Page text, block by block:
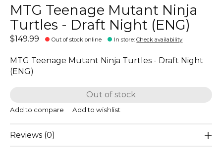
MTG Teenage Mutant Ninja
Turtles - Draft Night (ENG)
$149.99 Out of stock online In store:Check availability
MTG Teenage Mutant Ninja Turtles - Draft Night
(ENG)
Out of stock
Add to compare Add to wishlist
Reviews (0)